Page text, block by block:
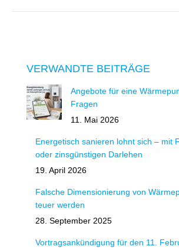
VERWANDTE BEITRÄGE
Angebote für eine
Fragen
11. Mai 2026
Energetisch sanieren lohnt sich – mit
oder zinsgünstigen Darlehen
19. April 2026
Falsche Dimensionierung von
teuer werden
28. September 2025
Vortragsankündigung für den 11.